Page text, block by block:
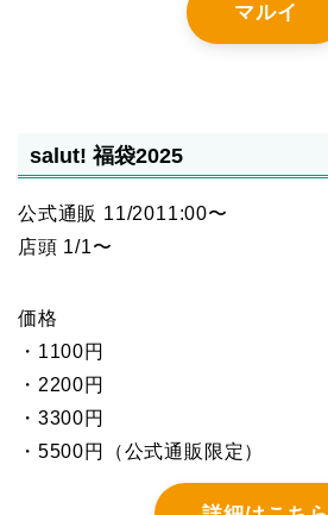
マルイ
salut! 福袋2025
公式通販 11/2011:00〜
店頭 1/1〜
価格
・1100円
・2200円
・3300円
・5500円（公式通販限定）